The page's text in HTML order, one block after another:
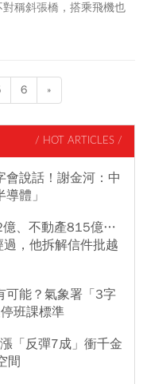
稱斜張橋，搭乘飛機也
很多人還不知道的是，
。
6 »
/ HOT ARTICLES /
會說話！謝金河：中
體」
億、不動產815億…
，他拆解信件批越
可能？氣象署「3字
班課標準
「反彈7成」衝千金
間